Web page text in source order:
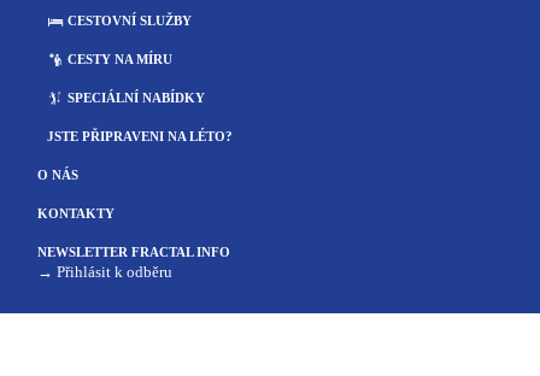
CESTOVNÍ SLUŽBY
CESTY NA MÍRU
SPECIÁLNÍ NABÍDKY
JSTE PŘIPRAVENI NA LÉTO?
O NÁS
KONTAKTY
NEWSLETTER FRACTAL INFO
Přihlásit k odběru